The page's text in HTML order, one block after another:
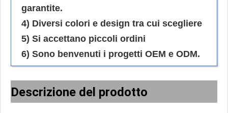
garantite.
4) Diversi colori e design tra cui scegliere
5) Si accettano piccoli ordini
6) Sono benvenuti i progetti OEM e ODM.
Descrizione del prodotto